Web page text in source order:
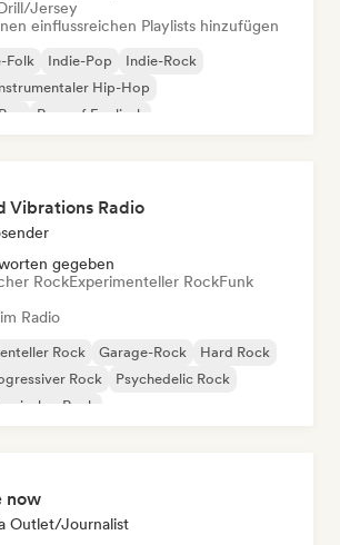
Jersey
einflussreichen Playlists hinzufügen
Folk Indie-Pop
Indie-Rock
Hip-Hop
Rap auf Englisch
Vibrations Radio
gegeben
RockExperimenteller RockFunk
Radio
Rock Garage-Rock
Hard Rock
Rock
Psychedelic Rock
Rock
now
Outlet/Journalist